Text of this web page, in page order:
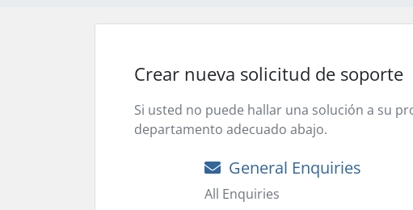
Crear nueva solicitud de soporte
Si usted no puede hallar una solución a su
departamento adecuado abajo.
General Enquiries
All Enquiries